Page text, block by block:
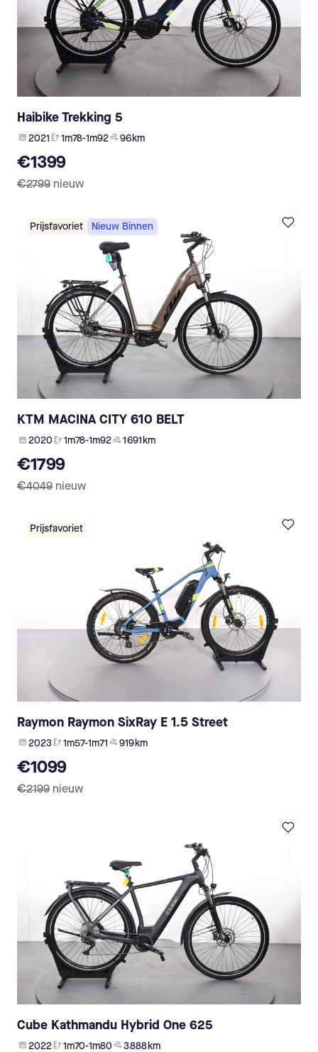
Haibike Trekking 5
2021 1m78-1m92 96 km
€1399
€2799 nieuw
Prijsfavoriet Nieuw Binnen
KTM MACINA CITY 610 BELT
2020 1m78-1m92 1 691 km
€1799
€4049 nieuw
Prijsfavoriet
Raymon Raymon SixRay E 1.5 Street
2023 1m57-1m71 919 km
€1099
€2199 nieuw
Cube Kathmandu Hybrid One 625
2022 1m70-1m80 3 888 km